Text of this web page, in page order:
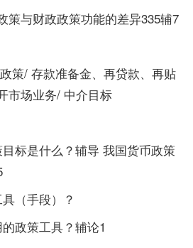
与财政政策功能的差异335辅7
/ 存款准备金、再贷款、再贴
市场业务/ 中介目标
标是什么？辅导 我国货币政策
（手段）？
政策工具？辅论1